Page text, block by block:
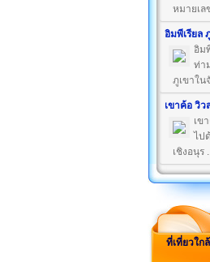
หมายเล
อิมพีเรียล
อิม
ท่า
ภูเขาใน
เขาค้อ วิว
เข
ไป
เชิงอนุร
ที่เที่ยวใก